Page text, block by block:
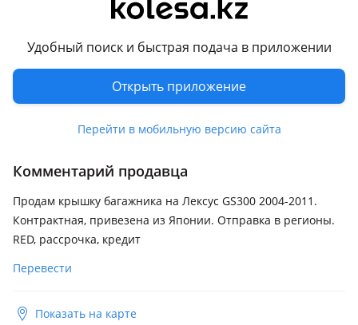
Удобный поиск и быстрая подача в приложении
Открыть приложение
Перейти в мобильную версию сайта
рестайлинг (S19)
Lexus GS 350
2007 - 2011 3 поколение рестайлинг (S19)
Lexus GS 450h
рестайлинг (S19)
Показать больше
Комментарий продавца
Продам крышку багажника на Лексус GS300 2004-2011.
Контрактная, привезена из Японии. Отправка в регионы.
RED, рассрочка, кредит
Перевести
Показать на карте